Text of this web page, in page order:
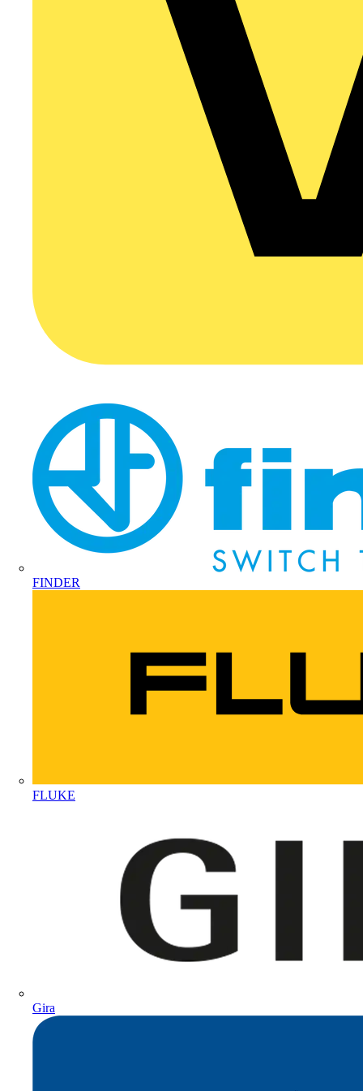
FINDER
FLUKE
Gira